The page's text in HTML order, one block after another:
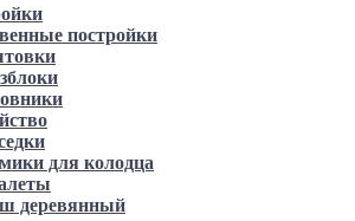
постройки
для колодца
деревянный